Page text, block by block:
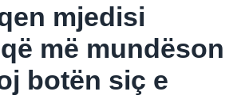
mjedisi
më mundëson
botën siç e